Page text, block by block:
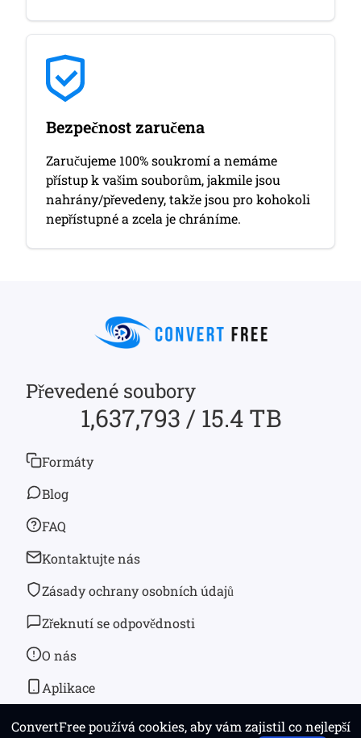
Bezpečnost zaručena
Zaručujeme 100% soukromí a nemáme
přístup k vašim souborům, jakmile jsou
nahrány/převedeny, takže jsou pro kohokoli
nepřístupné a zcela je chráníme.
ConvertFree používá cookies, aby vám zajistil co nejlepší
Převedené soubory
1,637,793 / 15.4 TB
Formáty
Blog
FAQ
Kontaktujte nás
Zásady ochrany osobních údajů
Zřeknutí se odpovědnosti
O nás
Aplikace